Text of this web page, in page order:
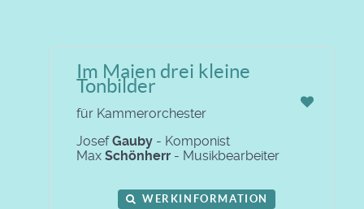
Im Maien drei kleine
Tonbilder
für Kammerorchester
JosefGauby - Komponist
Max Schönherr - Musikbearbeiter
WERKINFORMATION